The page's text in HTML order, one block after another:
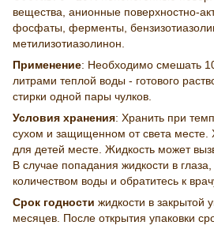
вещества, анионные поверхностно-
фосфаты, ферменты,
метилизотиазолинон.
Применение: Необходимо смешать
литрами теплой воды - готового
стирки одной пары чулков.
Условия хранения: Хранить при
сухом и защищенном от света месте.
для детей месте. Жидкость может
В случае попадания жидкости в
количеством воды и обратитесь к
Срок годности жидкости в закрытой
месяцев. После открытия упаковки